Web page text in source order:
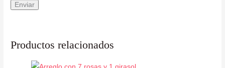
Productos relacionados